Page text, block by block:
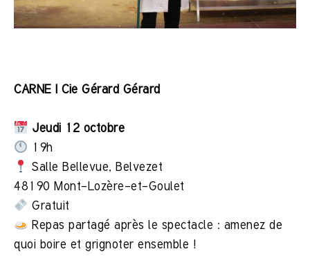
CARNE | Cie Gérard Gérard
Jeudi 12 octobre
19h
Salle Bellevue, Belvezet
48190 Mont-Lozère-et-Goulet
Gratuit
Repas partagé après le spectacle : amenez de
quoi boire et grignoter ensemble !